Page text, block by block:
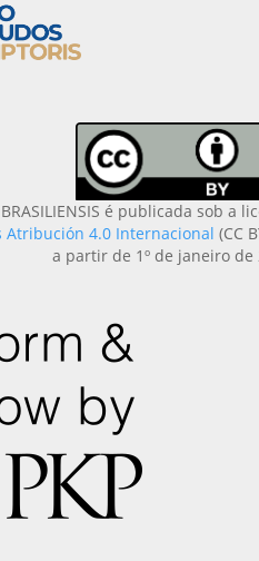
é publicada sob a
Atribución 4.0 Internacional (CC
a partir de 1º de janeiro de